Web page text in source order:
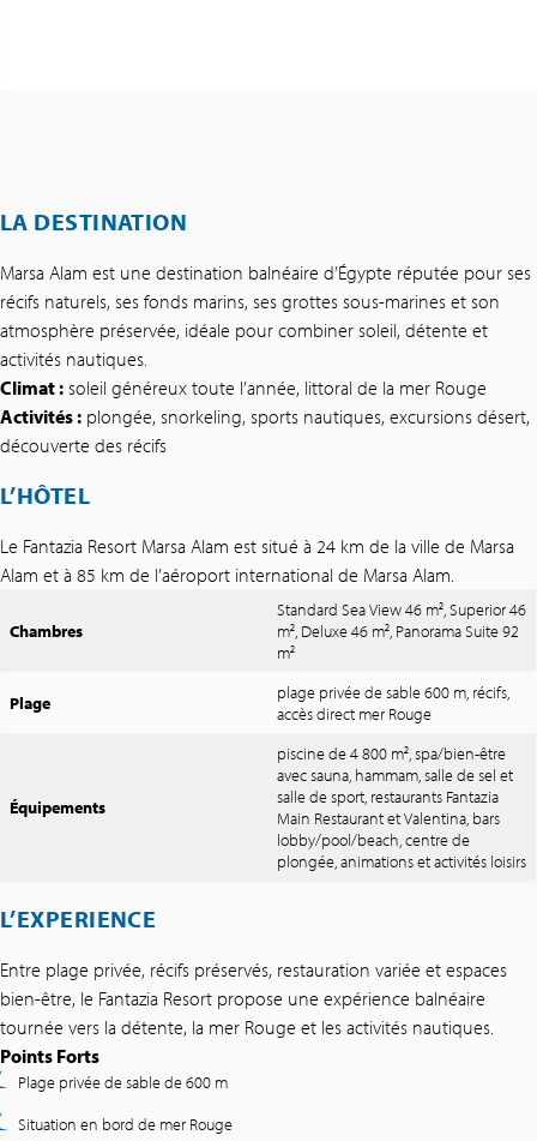
LA DESTINATION
Marsa Alam est une destination balnéaire d’Égypte réputée pour ses
récifs naturels, ses fonds marins, ses grottes sous-marines et son
atmosphère préservée, idéale pour combiner soleil, détente et
activités nautiques.
Climat : soleil généreux toute l’année, littoral de la mer Rouge
Activités : plongée, snorkeling, sports nautiques, excursions désert,
découverte des récifs
L’HÔTEL
Le Fantazia Resort Marsa Alam est situé à 24 km de la ville de Marsa
Alam et à 85 km de l’aéroport international de Marsa Alam.
Chambres
Standard Sea View 46 m², Superior 46
m², Deluxe 46 m², Panorama Suite 92
m²
Plage
plage privée de sable 600 m, récifs,
accès direct mer Rouge
Équipements
piscine de 4 800 m², spa/bien-être
avec sauna, hammam, salle de sel et
salle de sport, restaurants Fantazia
Main Restaurant et Valentina, bars
lobby/pool/beach, centre de
plongée, animations et activités loisirs
L’EXPERIENCE
Entre plage privée, récifs préservés, restauration variée et espaces
bien-être, le Fantazia Resort propose une expérience balnéaire
tournée vers la détente, la mer Rouge et les activités nautiques.
Points Forts
Plage privée de sable de 600 m
Situation en bord de mer Rouge